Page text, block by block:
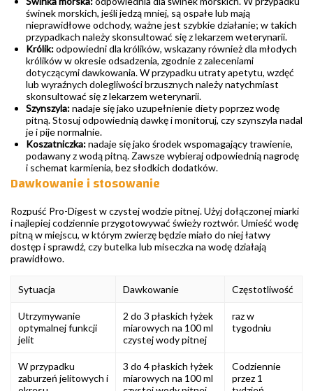
świnek morskich, jeśli jedzą mniej, są ospałe lub mają
nieprawidłowe odchody, ważne jest szybkie działanie; w takich
przypadkach należy skonsultować się z lekarzem weterynarii.
Królik:odpowiedni dla królików, wskazany również dla młodych
królików w okresie odsadzenia, zgodnie z zaleceniami
dotyczącymi dawkowania. W przypadku utraty apetytu, wzdęć
lub wyraźnych dolegliwości brzusznych należy natychmiast
skonsultować się z lekarzem weterynarii.
Szynszyla:nadaje się jako uzupełnienie diety poprzez wodę
pitną. Stosuj odpowiednią dawkę i monitoruj, czy szynszyla nadal
je i pije normalnie.
Koszatniczka:nadaje się jako środek wspomagający trawienie,
podawany z wodą pitną. Zawsze wybieraj odpowiednią nagrodę
i schemat karmienia, bez słodkich dodatków.
Dawkowanie i stosowanie
Rozpuść Pro-Digest w czystej wodzie pitnej. Użyj dołączonej miarki
i najlepiej codziennie przygotowywać świeży roztwór. Umieść wodę
pitną w miejscu, w którym zwierzę będzie miało do niej łatwy
dostęp i sprawdź, czy butelka lub miseczka na wodę działają
prawidłowo.
Sytuacja Dawkowanie Częstotliwość
Utrzymywanie
optymalnej funkcji
jelit
2 do 3 płaskich łyżek
miarowych na 100 ml
czystej wody pitnej
raz w
tygodniu
W przypadku
zaburzeń jelitowych i
3 do 4 płaskich łyżek
miarowych na 100 ml
Codziennie
przez 1